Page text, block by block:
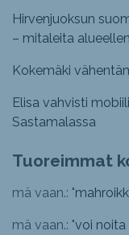
Hirvenjuoksun
– mitaleita
Kokemäki
Elisa vahvisti
Sastamalassa
Tuoreimmat
mä vaan.: "
mä vaan.: "voi noita